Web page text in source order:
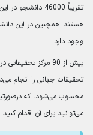
وجود دارد.
بیش از 90 مرکز
تحقیقات جهانی را انجام
محسوب می‌شود، که
می‌توانید برای آن اقدام کنید.